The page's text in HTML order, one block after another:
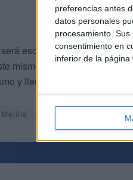
preferencias antes
datos personales
procesamiento.
consentimiento en
inferior de la página
escenario y epicentro
mismo año cómo se vive
y llenado de colorido las
Melilla